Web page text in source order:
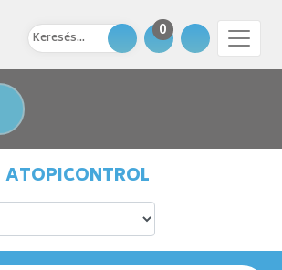
0
ATOPICONTROL